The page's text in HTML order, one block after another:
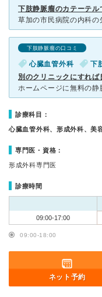
下肢静脈瘤のカテーテル
下肢静脈瘤の口コミ
心臓血管外科 下
別のクリニックにすれ
診療科目：
心臓血管外科、形成外科、美
専門医・資格：
形成外科専門医
診療時間
09:00-17:00
09:00-18:00
ネット予約